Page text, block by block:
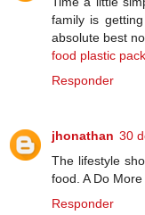
family is
absolute best
food plastic
Responder
jhonathan 30
The lifestyle
food. A Do More
Responder